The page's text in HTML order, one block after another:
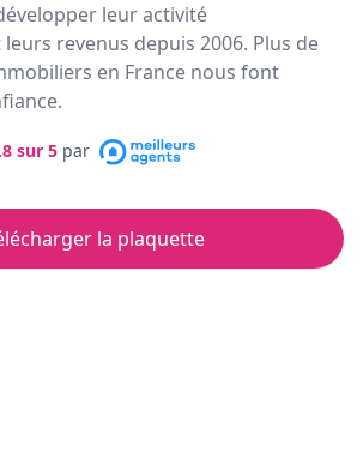
leur activité
revenus depuis 2006. Plus de
en France nous font
sur 5 par
la plaquette